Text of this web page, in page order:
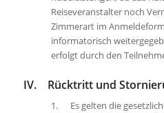
Reiseveranstalter noch
Zimmerart im
informatorisch
erfolgt durch den
IV. Rücktritt und
1. Es gelten die